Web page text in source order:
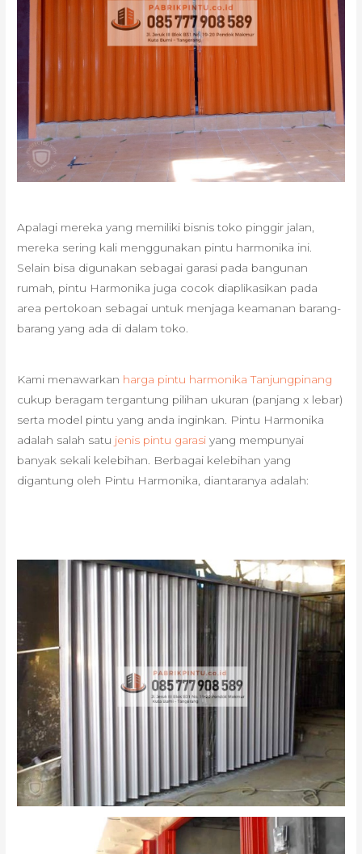
Apalagi mereka yang memiliki bisnis toko pinggir jalan,
mereka sering kali menggunakan pintu harmonika ini.
Selain bisa digunakan sebagai garasi pada bangunan
rumah, pintu Harmonika juga cocok diaplikasikan pada
area pertokoan sebagai untuk menjaga keamanan barang-
barang yang ada di dalam toko.
Kami menawarkan harga pintu harmonika Tanjungpinang
cukup beragam tergantung pilihan ukuran (panjang x lebar)
serta model pintu yang anda inginkan. Pintu Harmonika
adalah salah satu jenis pintu garasi yang mempunyai
banyak sekali kelebihan. Berbagai kelebihan yang
digantung oleh Pintu Harmonika, diantaranya adalah: